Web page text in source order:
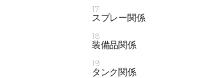
17
スプレー関係
18
装備品関係
19
タンク関係